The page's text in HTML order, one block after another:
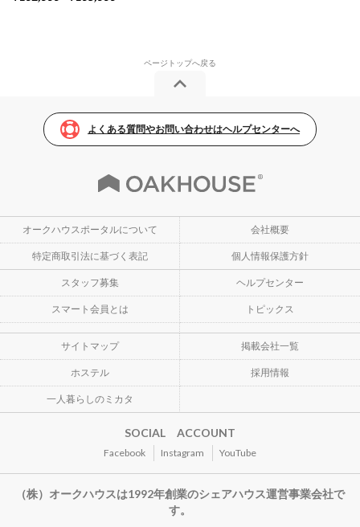
よくある質問やお問い合わせはヘルプセンターへ
オークハウスポータルについて 会社概要
特定商取引法に基づく表記 個人情報保護方針
スタッフ募集 ヘルプセンター
スマート会員とは トピックス
サイトマップ 掲載会社一覧
ホステル 採用情報
一人暮らしのミカタ
SOCIAL ACCOUNT
Facebook Instagram YouTube
（株）オークハウスは1992年創業のシェアハウス運営事業会社で
す。